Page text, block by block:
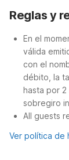
Reglas y
En el
válida
con el
débito, la
hasta por
sobregiro
All guests
Ver política de